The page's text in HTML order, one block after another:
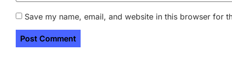
Save my name, email, and website in this browser for